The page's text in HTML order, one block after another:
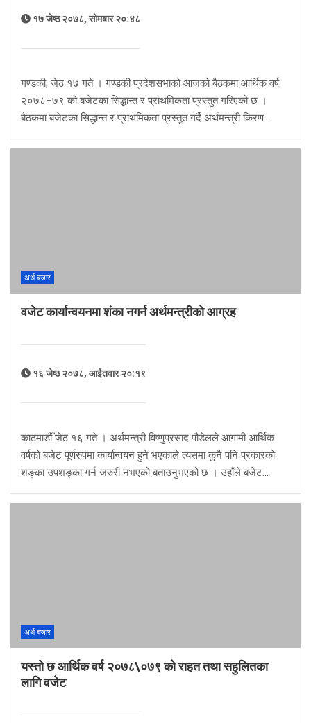
१७ जेष्ठ २०७८, सोमबार २०:४८
गण्डकी, जेठ १७ गते । गण्डकी प्रदेशसभाको आजको बैठकमा आर्थिक वर्ष
२०७८÷७९ को बजेटका सिद्धान्त र प्राथमिकता प्रस्तुत गरिएको छ ।
बैठकमा बजेटका सिद्धान्त र प्राथमिकता प्रस्तुत गर्दै अर्थमन्त्री किरण…
अर्थ बजार
वजेट कार्यान्वयनमा शंका नगर्न अर्थमन्त्रीको आग्रह
१६ जेष्ठ २०७८, आईतवार २०:१९
काठमाडौँ जेठ १६ गते । अर्थमन्त्री विष्णुप्रसाद पौडेलले आगामी आर्थिक
वर्षको बजेट पूर्णरुपमा कार्यान्वयन हुने भएकाले त्यसमा कुनै पनि प्रकारको
शङ्का उपशङ्का गर्न जरुरी नभएको बताउनुभएको छ । उहाँले बजेट…
अर्थ बजार
यस्तो छ आर्थिक वर्ष २०७८\०७९ को राहत तथा सहुलितका
लागि वजेट